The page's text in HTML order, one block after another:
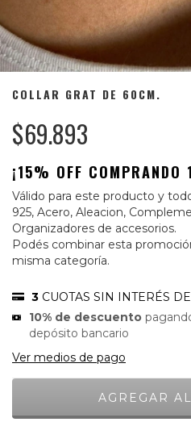
COLLAR GRAT DE 60CM.
$69.893
¡15% OFF COMPRANDO
Válido para este producto y
925, Acero, Aleacion,
Organizadores de accesorios.
Podés combinar esta
misma categoría.
3 CUOTAS SIN INTERÉS DE
10% de descuento
depósito bancario
Ver medios de pago